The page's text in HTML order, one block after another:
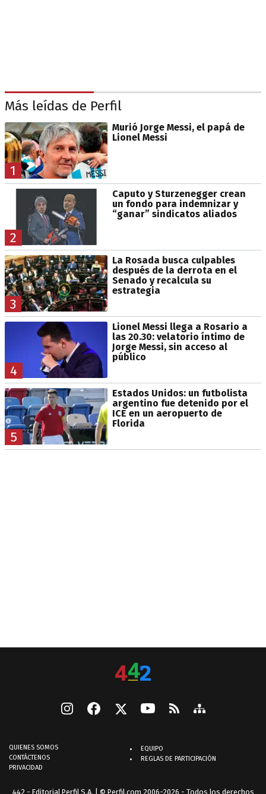
Más leídas de Perfil
1
Murió Jorge Messi, el papá de
Lionel Messi
2
Caputo y Sturzenegger crean
un fondo para indemnizar y
“ganar” sindicatos aliados
3
La Rosada busca culpables
después de la derrota en el
Senado y recalcula su
estrategia
4
Lionel Messi llega a Rosario a
las 20.30: velatorio íntimo de
Jorge Messi, sin acceso al
público
5
Estados Unidos: un futbolista
argentino fue detenido por el
ICE en un aeropuerto de
Florida
QUIENES SOMOS
CONTÁCTENOS
PRIVACIDAD
EQUIPO
REGLAS DE PARTICIPACIÓN
442 - Editorial Perfil S.A. | © Perfil.com 2006-2026 - Todos los derechos